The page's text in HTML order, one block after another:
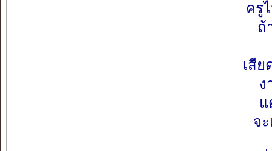
ครู
ถ้
เสี
ง
จ